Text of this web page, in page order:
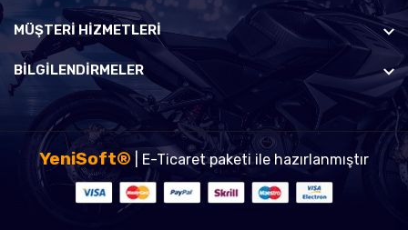
MÜŞTERI HIZMETLERI
BILGILENDIRMELER
YeniSoft®| E-Ticaret paketi ile hazırlanmıştır